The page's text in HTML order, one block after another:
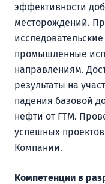
эффективности
месторождений.
промышленные
направлениям.
результаты на
падения базовой
нефти от ГТМ.
успешных
Компании.
Компетенции в